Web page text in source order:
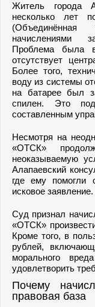
Житель города
несколько лет
начислениями
Проблема была
отсутствует
Более того,
воду из системы
на батарее был
спилен. Это
составленным
Несмотря на
«ОТСК»
неоказываемую
Алапаевский
где ему помогли
исковое заявление.
Суд признал
«ОТСК»
Кроме того, в
рублей,
морального
удовлетворить
Почему
правовая база